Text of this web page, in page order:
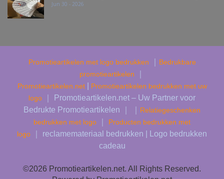
Jun 30 - 2026
Promotieartikelen met logo bedrukken
Bedrukbare
promotieartikelen
Promotieartikelen.net|
Promotieartikelen bedrukken met uw
logo ｜ Promotieartikelen.net – Uw Partner voor
Bedrukte Promotieartikelen ｜ ｜ Relatiegeschenken
bedrukken met logo
Producten bedrukken met
logo ｜ reclamemateriaal bedrukken | Logo bedrukken
cadeau
©2026 Promotieartikelen.net. All Rights Reserved.